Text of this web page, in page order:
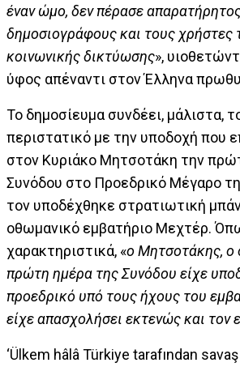
έναν ώμο, δεν πέρασε
δημοσιογράφους και τους
κοινωνικής δικτύωσης»,
ύφος απέναντι στον Έλληνα
Το δημοσίευμα συνδέει, μάλιστα,
περιστατικό με την υποδοχή που
στον Κυριάκο Μητσοτάκη την
Συνόδου στο Προεδρικό Μέγαρο
τον υποδέχθηκε στρατιωτική
οθωμανικό εμβατήριο Μεχτέρ.
χαρακτηριστικά, «ο Μητσοτάκης, ο
πρώτη ημέρα της Συνόδου είχε
προεδρικό υπό τους ήχους του
είχε απασχολήσει εκτενώς και τον
‘Ülkem hâlâ Türkiye tarafından